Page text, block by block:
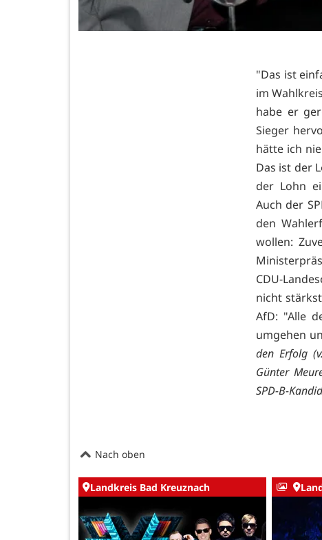
"Das ist
im
habe er
Sieger
hätte ich
Das ist der
der Lohn
Auch der
den
wollen:
CDU-
nicht
AfD: "Alle
umgehen
den Erfolg
Günter
SPD-B-
Nach oben
Landkreis Bad Kreuznach